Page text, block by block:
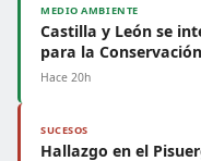
MEDIO AMBIENTE
Castilla y León se
para la
Hace 20h
SUCESOS
Hallazgo en el